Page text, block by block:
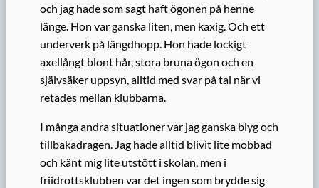
och jag hade som sagt haft ögonen på henne
länge. Hon var ganska liten, men kaxig. Och ett
underverk på längdhopp. Hon hade lockigt
axellångt blont hår, stora bruna ögon och en
självsäker uppsyn, alltid med svar på tal när vi
retades mellan klubbarna.
I många andra situationer var jag ganska blyg och
tillbakadragen. Jag hade alltid blivit lite mobbad
och känt mig lite utstött i skolan, men i
friidrottsklubben var det ingen som brydde sig